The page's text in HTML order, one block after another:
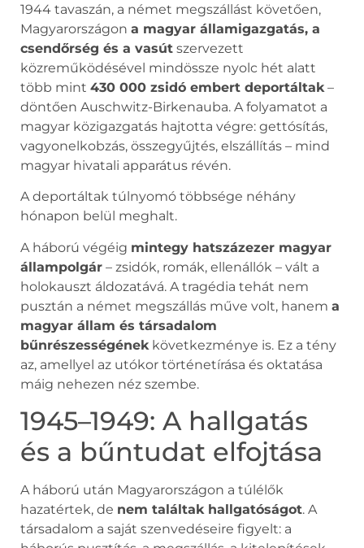
1944 tavaszán, a német megszállást követően,
Magyarországon a magyar államigazgatás, a
csendőrség és a vasút szervezett
közreműködésével mindössze nyolc hét alatt
több mint 430 000 zsidó embert deportáltak –
döntően Auschwitz-Birkenauba. A folyamatot a
magyar közigazgatás hajtotta végre: gettósítás,
vagyonelkobzás, összegyűjtés, elszállítás – mind
magyar hivatali apparátus révén.
A deportáltak túlnyomó többsége néhány
hónapon belül meghalt.
A háború végéig mintegy hatszázezer magyar
állampolgár – zsidók, romák, ellenállók – vált a
holokauszt áldozatává. A tragédia tehát nem
pusztán a német megszállás műve volt, hanem a
magyar állam és társadalom
bűnrészességének következménye is. Ez a tény
az, amellyel az utókor történetírása és oktatása
máig nehezen néz szembe.
1945–1949: A hallgatás
és a bűntudat elfojtása
A háború után Magyarországon a túlélők
hazatértek, de nem találtak hallgatóságot. A
társadalom a saját szenvedéseire figyelt: a